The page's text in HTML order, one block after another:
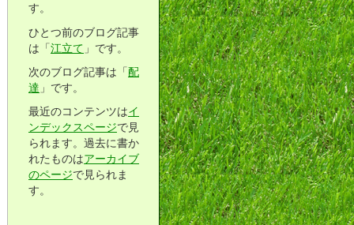
す。
ひとつ前のブログ記事
は「江立て 」です。
次のブログ記事は「 配
達 」です。
最近のコンテンツはイ
ンデックスページで見
られます。過去に書か
れたものはアーカイブ
のページで見られま
す。